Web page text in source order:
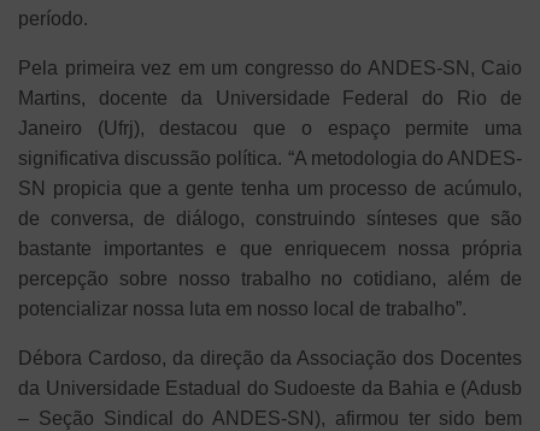
período.
Pela primeira vez em um congresso do ANDES-SN, Caio
Martins, docente da Universidade Federal do Rio de
Janeiro (Ufrj), destacou que o espaço permite uma
significativa discussão política. “A metodologia do ANDES-
SN propicia que a gente tenha um processo de acúmulo,
de conversa, de diálogo, construindo sínteses que são
bastante importantes e que enriquecem nossa própria
percepção sobre nosso trabalho no cotidiano, além de
potencializar nossa luta em nosso local de trabalho”.
Débora Cardoso, da direção da Associação dos Docentes
da Universidade Estadual do Sudoeste da Bahia e (Adusb
– Seção Sindical do ANDES-SN), afirmou ter sido bem